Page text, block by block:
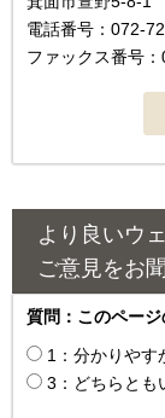
電話番号：072-
ファックス番号
より良いウ
ご意見をお
質問：このペー
1：分かりやす
3：どちらとも